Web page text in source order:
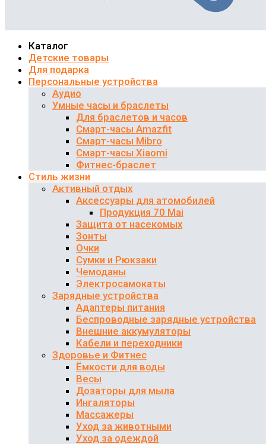
Каталог
Детские товары
Для подарка
Персональные устройства
Аудио
Умные часы и браслеты
Для браслетов и часов
Смарт-часы Amazfit
Смарт-часы Mibro
Смарт-часы Xiaomi
Фитнес-браслет
Стиль жизни
Активный отдых
Аксессуары для атомобилей
Продукция 70 Mai
Защита от насекомых
Зонты
Очки
Сумки и Рюкзаки
Чемоданы
Электросамокаты
Зарядные устройства
Адаптеры питания
Беспроводные зарядные устройства
Внешние аккумуляторы
Кабели и переходники
Здоровье и Фитнес
Ёмкости для воды
Весы
Дозаторы для мыла
Ингаляторы
Массажеры
Уход за животными
Уход за одеждой